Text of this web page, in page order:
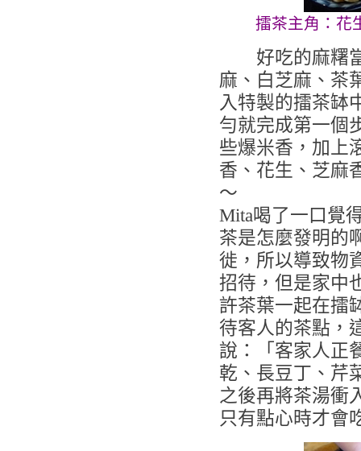
擂茶主角：花
好吃的麻糬當
麻、白芝麻、茶
入特製的擂茶缽
勻就完成第一個
些爆米香，加上
香、花生、芝麻
～
Mita喝了一口覺
茶是怎麼發明的
徙，所以導致物
招待，但是家中
許茶葉一起在擂
待客人的茶點，
說：「客家人正
乾、長豆丁、芹
之後再將茶湯衝
只有點心時才會